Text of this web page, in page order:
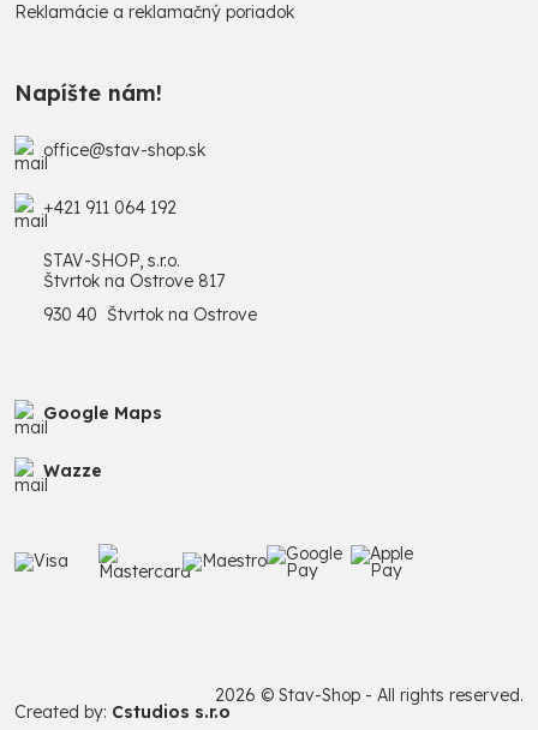
Reklamácie a reklamačný poriadok
Napíšte nám!
office@stav-shop.sk
+421 911 064 192
STAV-SHOP, s.r.o.
Štvrtok na Ostrove 817
930 40 Štvrtok na Ostrove
Google Maps
Wazze
2026 © Stav-Shop - All rights reserved.
Created by: Cstudios s.r.o